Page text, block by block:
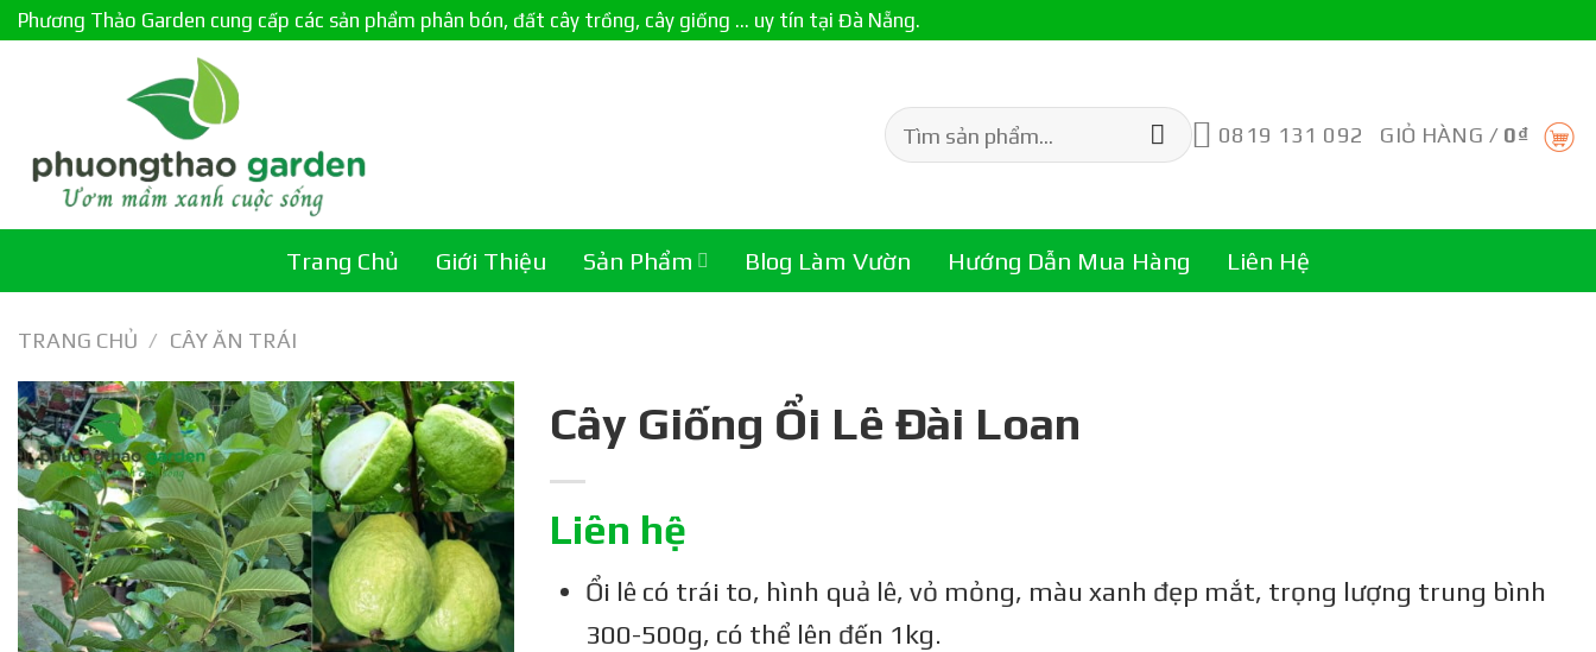
Skip
Phương Thảo Garden cung cấp các sản phẩm phân bón, đất cây trồng, cây giống ... uy tín tại Đà Nẵng.
Tìm
kiếm:
0819 131 092 GIỎ HÀNG / 0₫
Trang Chủ Giới Thiệu Sản Phẩm Blog Làm Vườn Hướng Dẫn Mua Hàng Liên Hệ
TRANG CHỦ / CÂY ĂN TRÁI
Cây Giống Ổi Lê Đài Loan
Liên hệ
Ổi lê có trái to, hình quả lê, vỏ mỏng, màu xanh đẹp mắt, trọng lượng trung bình
300-500g, có thể lên đến 1kg.